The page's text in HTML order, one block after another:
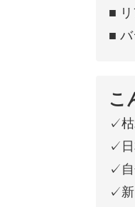
■
■
こ
✓枯
✓日
✓自
✓新